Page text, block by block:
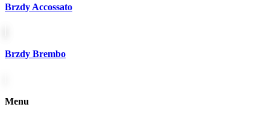
Brzdy Accossato
Brzdy Brembo
Menu